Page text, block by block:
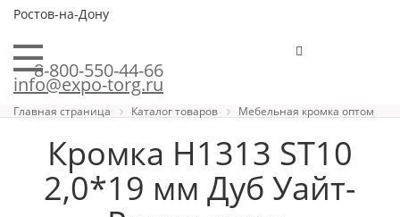
Ростов-на-Дону
8-800-550-44-66
info@expo-torg.ru
Главная страница Каталог товаров Мебельная кромка оптом
Кромка H1313 ST10
2,0*19 мм Дуб Уайт-